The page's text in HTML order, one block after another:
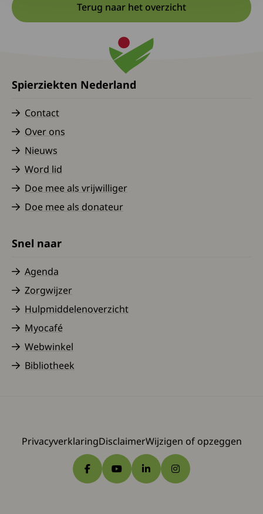
Terug naar het overzicht
Spierziekten Nederland
Contact
Over ons
Nieuws
Word lid
Doe mee als vrijwilliger
Doe mee als donateur
Snel naar
Agenda
Zorgwijzer
Hulpmiddelenoverzicht
Myocafé
Webwinkel
Bibliotheek
PrivacyverklaringDisclaimerWijzigen of opzeggen
Ga naar Facebook
Ga naar YouTube
Ga naar LinkedIn
Ga naar Instagram